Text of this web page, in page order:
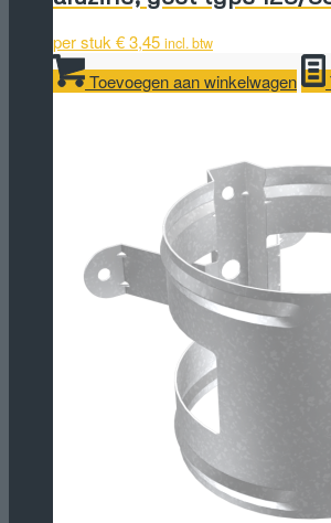
per stuk€3,45 incl. btw
Toevoegen aan winkelwagen